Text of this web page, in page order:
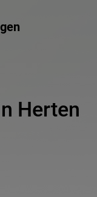
Herten